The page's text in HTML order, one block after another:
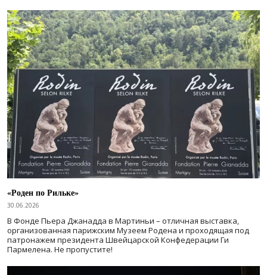
«Роден по Рильке»
30.06.2026
В Фонде Пьера Джанадда в Мартиньи – отличная выставка,
организованная парижским Музеем Родена и проходящая под
патронажем президента Швейцарской Конфедерации Ги
Пармелена. Не пропустите!